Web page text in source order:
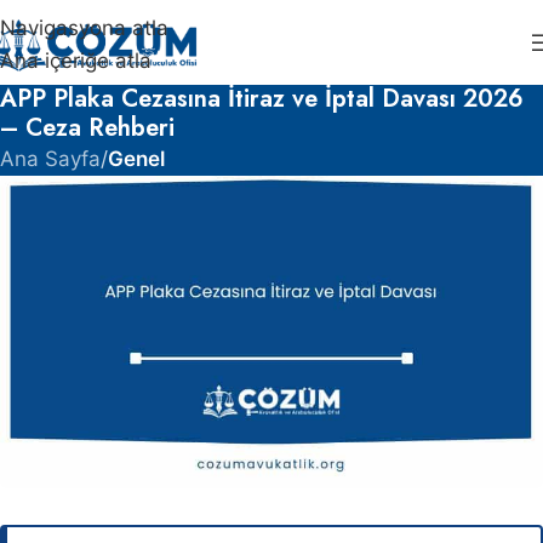
Navigasyona atla
Ana içeriğe atla
APP Plaka Cezasına İtiraz ve İptal Davası 2026
– Ceza Rehberi
Ana Sayfa/Genel